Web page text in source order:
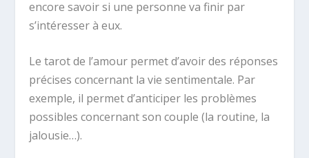
encore savoir si une personne va finir par
s’intéresser à eux.
Le tarot de l’amour permet d’avoir des réponses
précises concernant la vie sentimentale. Par
exemple, il permet d’anticiper les problèmes
possibles concernant son couple (la routine, la
jalousie…).